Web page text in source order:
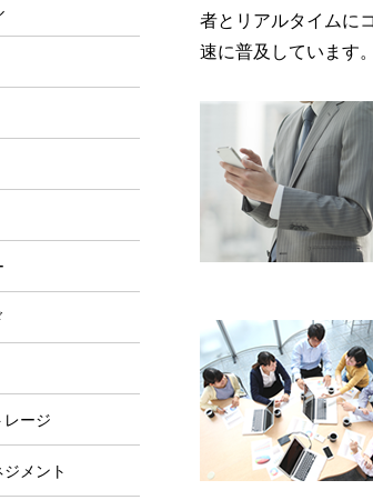
レージ
メント
者とリアルタイムに
速に普及しています